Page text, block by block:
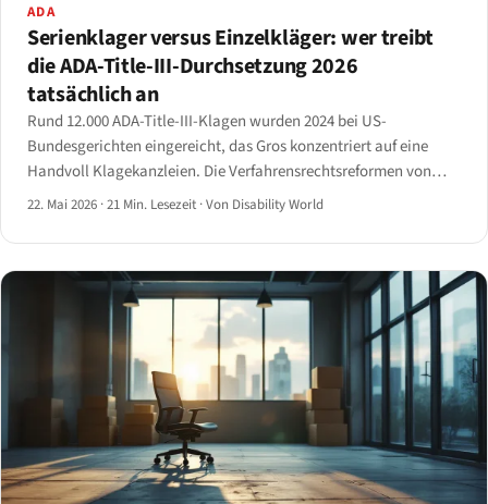
ADA
Serienklager versus Einzelkläger: wer treibt
die ADA-Title-III-Durchsetzung 2026
tatsächlich an
Rund 12.000 ADA-Title-III-Klagen wurden 2024 bei US-
Bundesgerichten eingereicht, das Gros konzentriert auf eine
Handvoll Klagekanzleien. Die Verfahrensrechtsreformen von
2025 in New York und Kalifornien haben das Muster zu verändern
hatten.
22. Mai 2026 ·21 Min. Lesezeit ·Von Disability World